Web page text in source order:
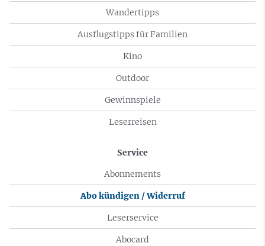
Wandertipps
Ausflugstipps für Familien
Kino
Outdoor
Gewinnspiele
Leserreisen
Service
Abonnements
Abo kündigen / Widerruf
Leserservice
Abocard